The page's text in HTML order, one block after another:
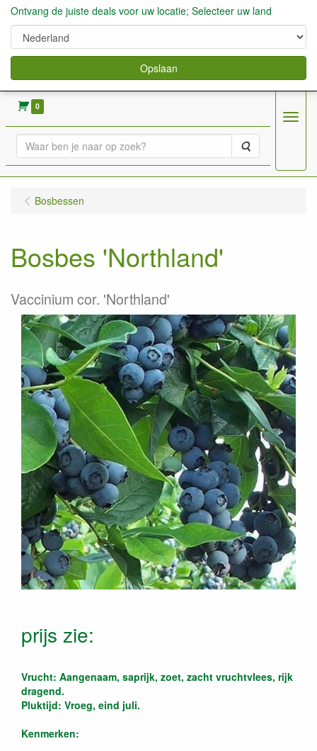
verkoop fruitbomen, bessen,aardbeien enz.
0
Zoeken
Menu
Bosbessen
Bosbes 'Northland'
Vaccinium cor. 'Northland'
prijs zie:
Vrucht: Aangenaam, saprijk, zoet, zacht vruchtvlees, rijk
dragend.
Pluktijd: Vroeg, eind juli.
Kenmerken:
Ontvang de juiste deals voor uw locatie; Selecteer uw land
Opslaan